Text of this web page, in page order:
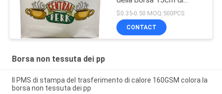
stampa pp del
trasferimento di calore
$0.35-0.50 MOQ:500PCS
CONTACT
Borsa non tessuta dei pp
Il PMS di stampa del trasferimento di calore 160GSM colora la
borsa non tessuta dei pp